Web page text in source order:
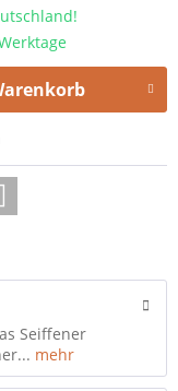
Seiffener
mehr